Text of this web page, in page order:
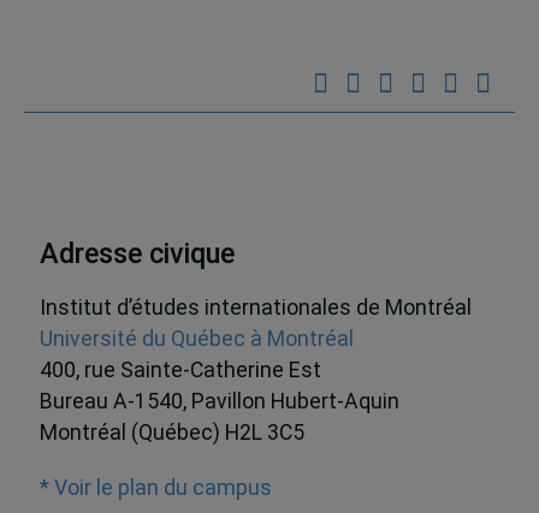
Adresse civique
Institut d’études internationales de Montréal
Université du Québec à Montréal
400, rue Sainte-Catherine Est
Bureau A-1540, Pavillon Hubert-Aquin
Montréal (Québec) H2L 3C5
* Voir le plan du campus